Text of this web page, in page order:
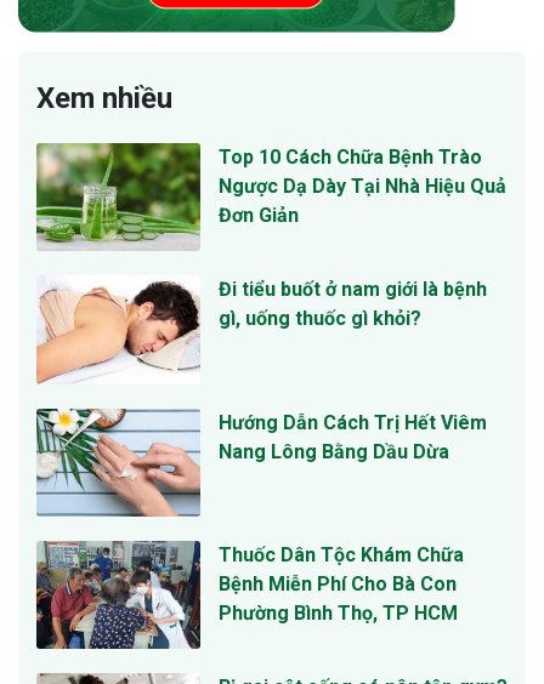
Xem nhiều
Top 10 Cách Chữa Bệnh Trào
Ngược Dạ Dày Tại Nhà Hiệu Quả
Đơn Giản
Đi tiểu buốt ở nam giới là bệnh
gì, uống thuốc gì khỏi?
Hướng Dẫn Cách Trị Hết Viêm
Nang Lông Bằng Dầu Dừa
Thuốc Dân Tộc Khám Chữa
Bệnh Miễn Phí Cho Bà Con
Phường Bình Thọ, TP HCM